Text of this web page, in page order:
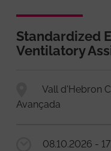
Standardized
Ventilatory
Vall d'Hebron
Avançada
08.10.2026 -